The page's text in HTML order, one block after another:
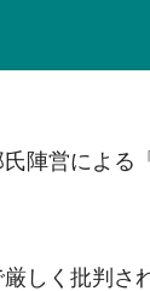
陣営による
しく批判さ